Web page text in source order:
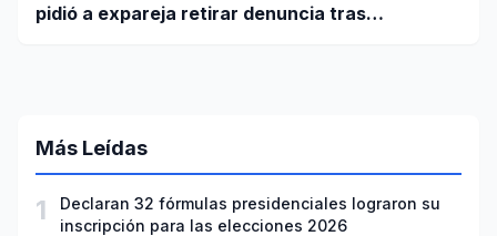
pidió a expareja retirar denuncia tras
Más Leídas
1
Declaran 32 fórmulas presidenciales lograron su
inscripción para las elecciones 2026